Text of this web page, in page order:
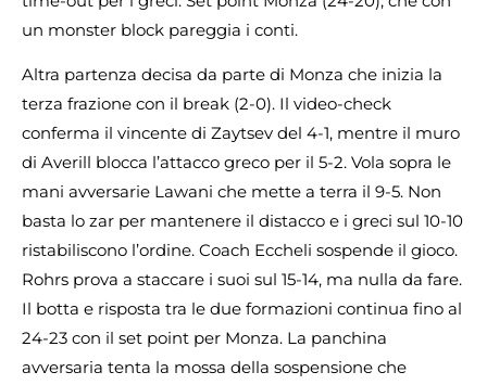
un monster block pareggia i conti.
Altra partenza decisa da parte di Monza che inizia la
terza frazione con il break (2-0). Il video-check
conferma il vincente di Zaytsev del 4-1, mentre il muro
di Averill blocca l’attacco greco per il 5-2. Vola sopra le
mani avversarie Lawani che mette a terra il 9-5. Non
basta lo zar per mantenere il distacco e i greci sul 10-10
ristabiliscono l’ordine. Coach Eccheli sospende il gioco.
Rohrs prova a staccare i suoi sul 15-14, ma nulla da fare.
Il botta e risposta tra le due formazioni continua fino al
24-23 con il set point per Monza. La panchina
avversaria tenta la mossa della sospensione che